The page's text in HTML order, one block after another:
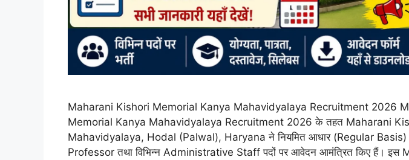
Maharani Kishori Memorial Kanya Mahavidyalaya Recruitment 2026
Memorial Kanya Mahavidyalaya Recruitment 2026 के तहत Maharani
Mahavidyalaya, Hodal (Palwal), Haryana ने नियमित आधार (Regular
Professor तथा विभिन्न Administrative Staff पदों पर आवेदन आमंत्रित किए हैं। इस